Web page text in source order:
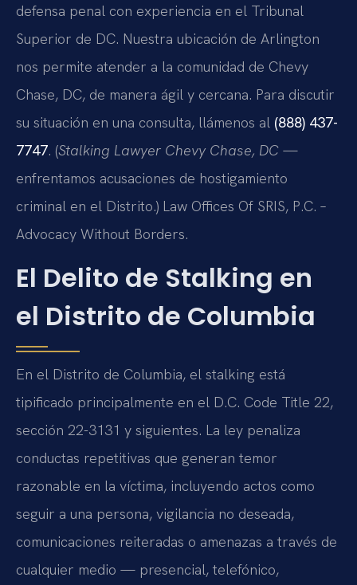
defensa penal con experiencia en el Tribunal
Superior de DC. Nuestra ubicación de Arlington
nos permite atender a la comunidad de Chevy
Chase, DC, de manera ágil y cercana. Para discutir
su situación en una consulta, llámenos al (888) 437-
7747. (Stalking Lawyer Chevy Chase, DC —
enfrentamos acusaciones de hostigamiento
criminal en el Distrito.) Law Offices Of SRIS, P.C. –
Advocacy Without Borders.
El Delito de Stalking en
el Distrito de Columbia
En el Distrito de Columbia, el stalking está
tipificado principalmente en el D.C. Code Title 22,
sección 22-3131 y siguientes. La ley penaliza
conductas repetitivas que generan temor
razonable en la víctima, incluyendo actos como
seguir a una persona, vigilancia no deseada,
comunicaciones reiteradas o amenazas a través de
cualquier medio — presencial, telefónico,